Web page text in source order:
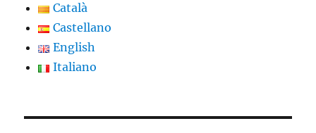
Català
Castellano
English
Italiano